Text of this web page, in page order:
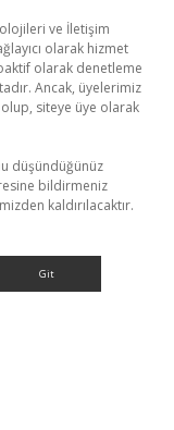
ve İletişim
olarak hizmet
olarak denetleme
Ancak, üyelerimiz
siteye üye olarak
düşündüğünüz
bildirmeniz
kaldırılacaktır.